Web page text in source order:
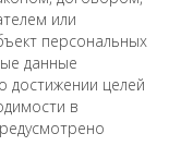
или
персональных
данные
достижении целей
в